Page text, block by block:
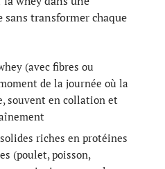
transformer chaque
(avec fibres ou
de la journée où la
souvent en collation et
riches en protéines
(poulet, poisson,